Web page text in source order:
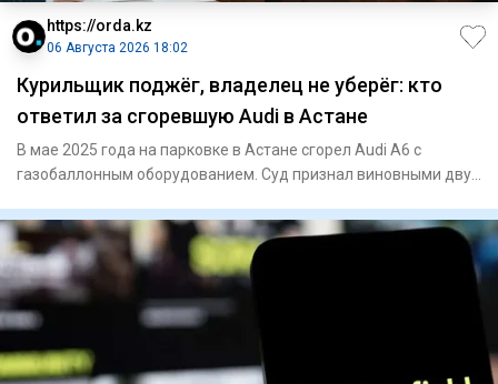
https://orda.kz
06 Августа 2026 18:02
Курильщик поджёг, владелец не уберёг: кто
ответил за сгоревшую Audi в Астане
В мае 2025 года на парковке в Астане сгорел Audi A6 с
газобаллонным оборудованием. Суд признал виновными двух